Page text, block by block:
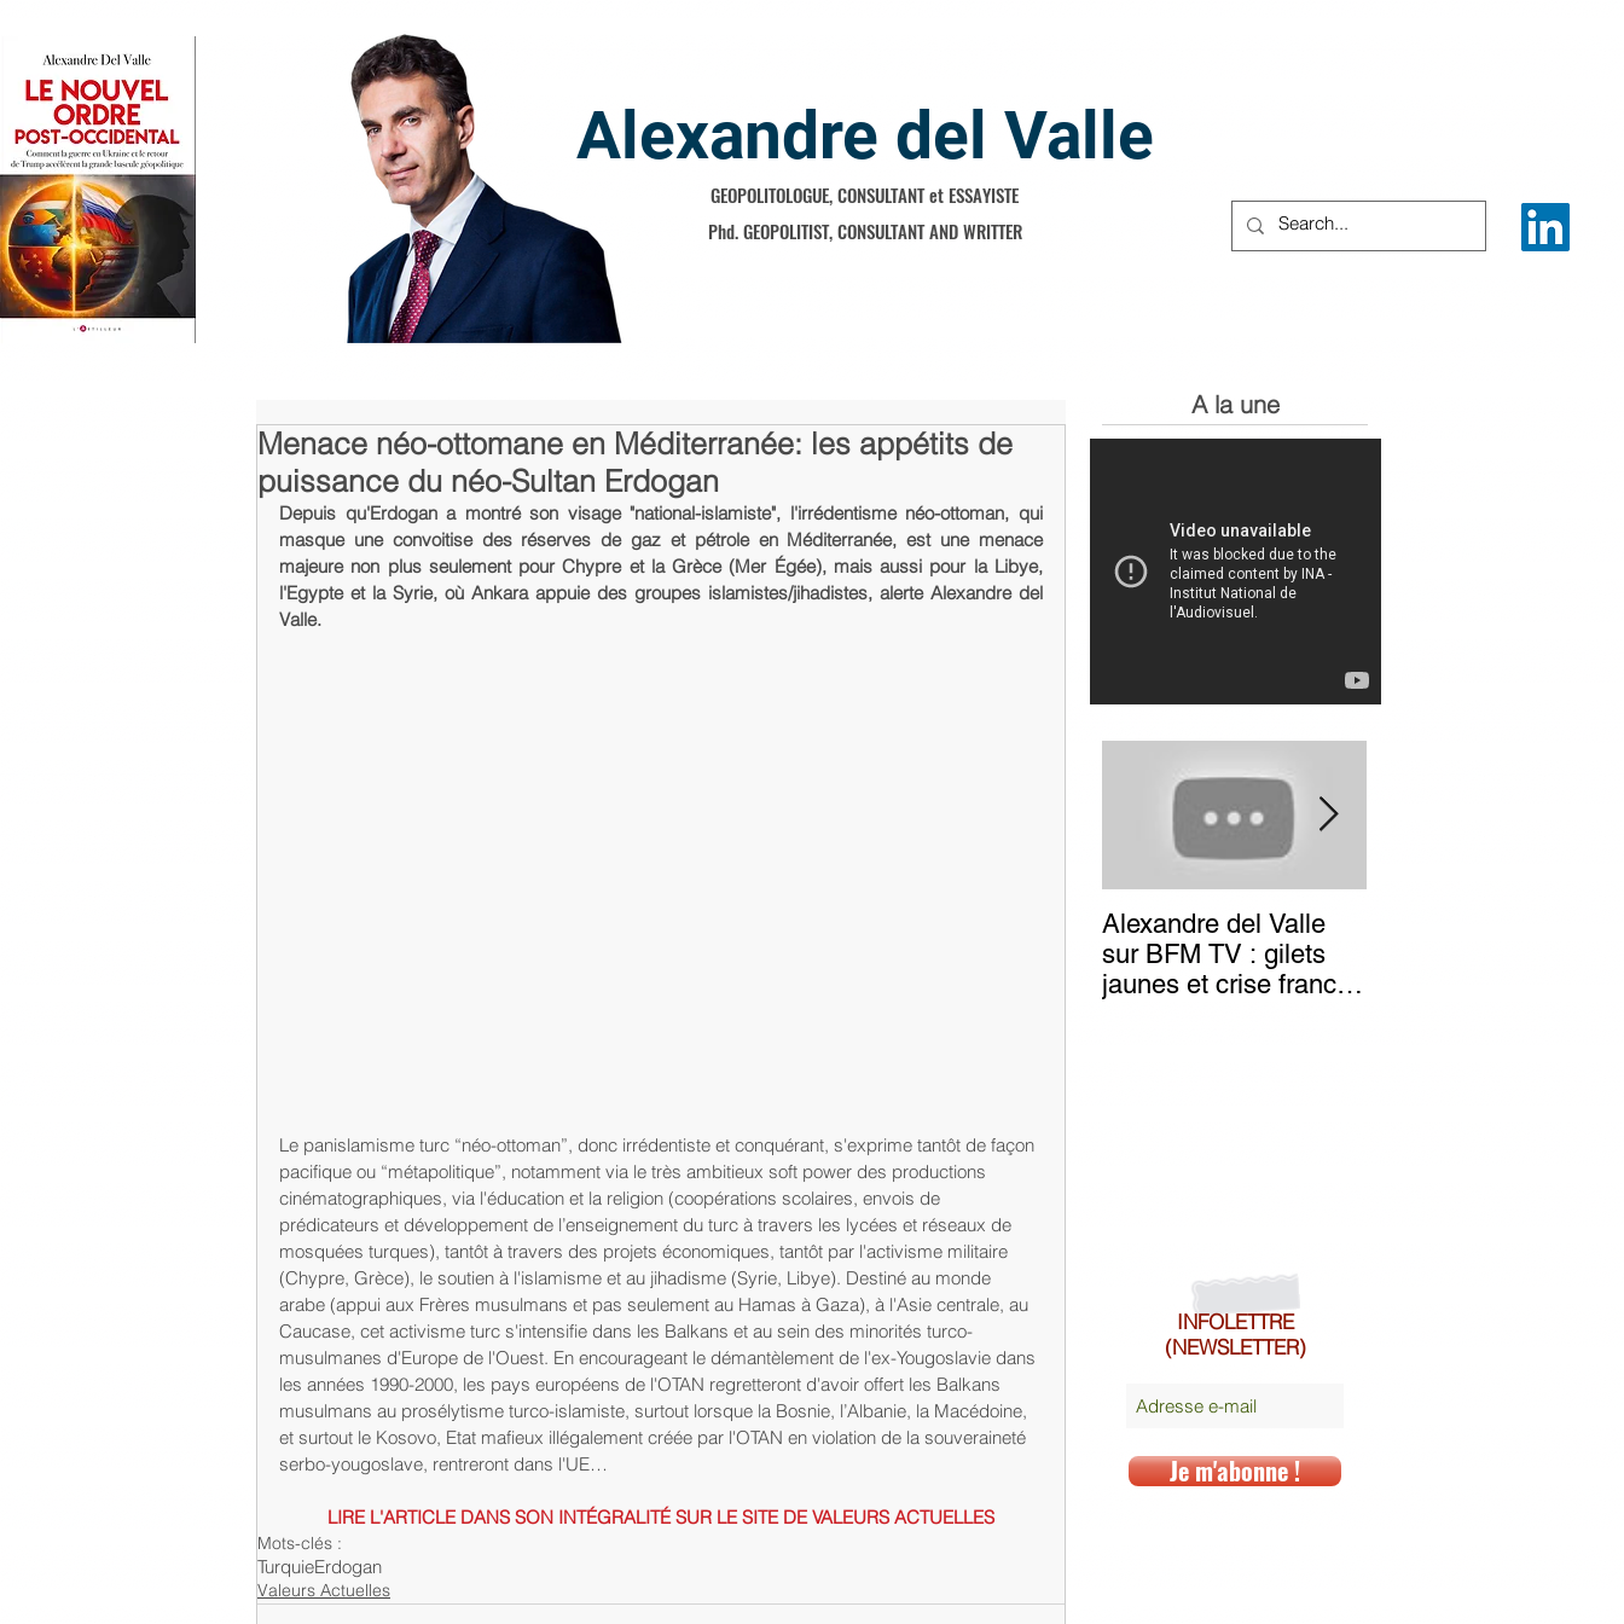
Alexandre del Valle
GEOPOLITOLOGUE, CONSULTANT et ESSAYISTE
Phd. GEOPOLITIST, CONSULTANT AND WRITTER
Menace néo-ottomane en Méditerranée: les appétits de
puissance du néo-Sultan Erdogan
Depuis qu'Erdogan a montré son visage "national-islamiste", l'irrédentisme néo-ottoman, qui
masque une convoitise des réserves de gaz et pétrole en Méditerranée, est une menace
majeure non plus seulement pour Chypre et la Grèce (Mer Égée), mais aussi pour la Libye,
l'Egypte et la Syrie, où Ankara appuie des groupes islamistes/jihadistes, alerte Alexandre del
Valle.
Le panislamisme turc “néo-ottoman”, donc irrédentiste et conquérant, s'exprime tantôt de façon
pacifique ou “métapolitique”, notamment via le très ambitieux soft power des productions
cinématographiques, via l'éducation et la religion (coopérations scolaires, envois de
prédicateurs et développement de l’enseignement du turc à travers les lycées et réseaux de
mosquées turques), tantôt à travers des projets économiques, tantôt par l'activisme militaire
(Chypre, Grèce), le soutien à l'islamisme et au jihadisme (Syrie, Libye). Destiné au monde
arabe (appui aux Frères musulmans et pas seulement au Hamas à Gaza), à l'Asie centrale, au
Caucase, cet activisme turc s'intensifie dans les Balkans et au sein des minorités turco-
musulmanes d'Europe de l'Ouest. En encourageant le démantèlement de l'ex-Yougoslavie dans
les années 1990-2000, les pays européens de l'OTAN regretteront d'avoir offert les Balkans
musulmans au prosélytisme turco-islamiste, surtout lorsque la Bosnie, l’Albanie, la Macédoine,
et surtout le Kosovo, Etat mafieux illégalement créée par l'OTAN en violation de la souveraineté
serbo-yougoslave, rentreront dans l'UE…
LIRE L'ARTICLE DANS SON INTÉGRALITÉ SUR LE SITE DE VALEURS ACTUELLES
Mots-clés :
TurquieErdogan
Valeurs Actuelles
A la une
Alexandre del Valle
sur BFM TV : gilets
jaunes et crise franco-
INFOLETTRE
(NEWSLETTER)
Je m'abonne !